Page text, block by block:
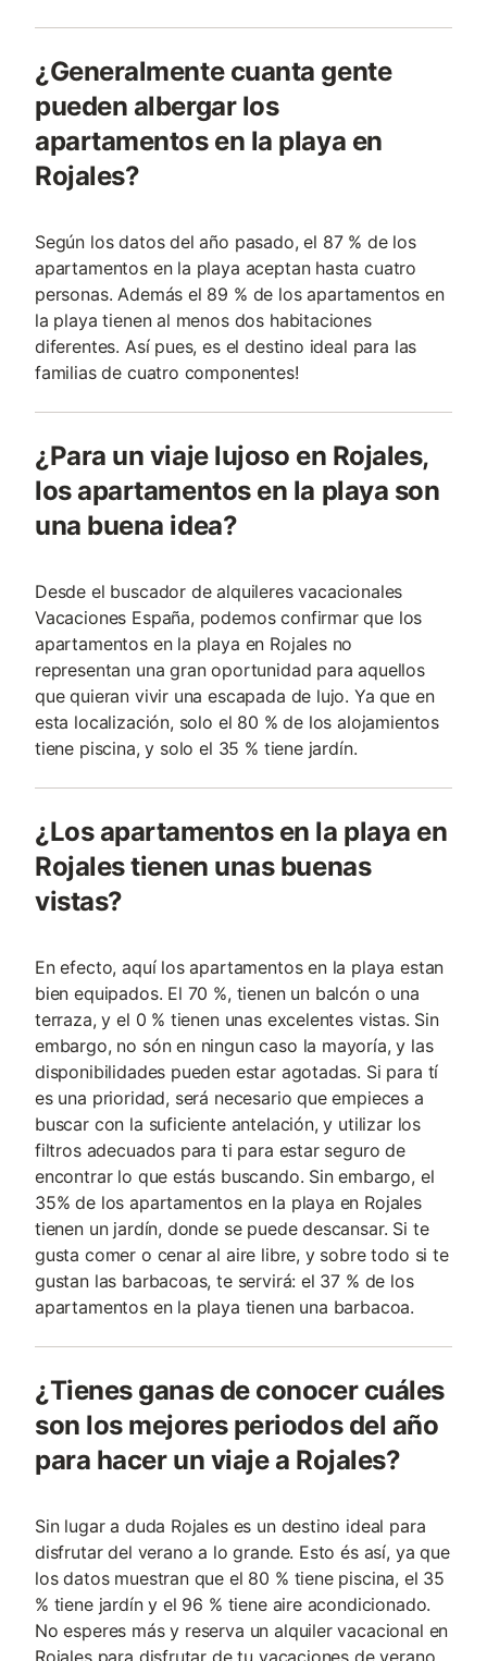
¿Generalmente cuanta gente
pueden albergar los
apartamentos en la playa en
Rojales?
Según los datos del año pasado, el 87 % de los
apartamentos en la playa aceptan hasta cuatro
personas. Además el 89 % de los apartamentos en
la playa tienen al menos dos habitaciones
diferentes. Así pues, es el destino ideal para las
familias de cuatro componentes!
¿Para un viaje lujoso en Rojales,
los apartamentos en la playa son
una buena idea?
Desde el buscador de alquileres vacacionales
Vacaciones España, podemos confirmar que los
apartamentos en la playa en Rojales no
representan una gran oportunidad para aquellos
que quieran vivir una escapada de lujo. Ya que en
esta localización, solo el 80 % de los alojamientos
tiene piscina, y solo el 35 % tiene jardín.
¿Los apartamentos en la playa en
Rojales tienen unas buenas
vistas?
En efecto, aquí los apartamentos en la playa estan
bien equipados. El 70 %, tienen un balcón o una
terraza, y el 0 % tienen unas excelentes vistas. Sin
embargo, no són en ningun caso la mayoría, y las
disponibilidades pueden estar agotadas. Si para tí
es una prioridad, será necesario que empieces a
buscar con la suficiente antelación, y utilizar los
filtros adecuados para ti para estar seguro de
encontrar lo que estás buscando. Sin embargo, el
35% de los apartamentos en la playa en Rojales
tienen un jardín, donde se puede descansar. Si te
gusta comer o cenar al aire libre, y sobre todo si te
gustan las barbacoas, te servirá: el 37 % de los
apartamentos en la playa tienen una barbacoa.
¿Tienes ganas de conocer cuáles
son los mejores periodos del año
para hacer un viaje a Rojales?
Sin lugar a duda Rojales es un destino ideal para
disfrutar del verano a lo grande. Esto és así, ya que
los datos muestran que el 80 % tiene piscina, el 35
% tiene jardín y el 96 % tiene aire acondicionado.
No esperes más y reserva un alquiler vacacional en
Rojales para disfrutar de tu vacaciones de verano.